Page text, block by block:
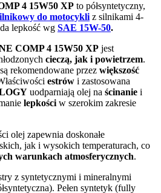
4 15W50 XP to półsyntetyczny,
do motocykli z silnikami 4-
lepkość wg SAE 15W-50.
COMP 4 15W50 XP jest
cieczą, jak i powietrzem.
rekomendowane przez większość
estrów i zastosowana
uodparniają olej na ścinanie i
lepkości w szerokim zakresie
olej zapewnia doskonałe
jak i wysokich temperaturach, co
warunkach atmosferycznych.
z syntetycznymi i mineralnymi
Pełen syntetyk (fully